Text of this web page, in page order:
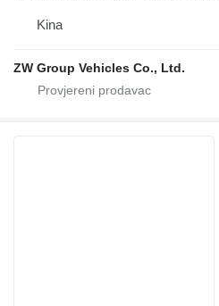
Kina
ZW Group Vehicles Co., Ltd.